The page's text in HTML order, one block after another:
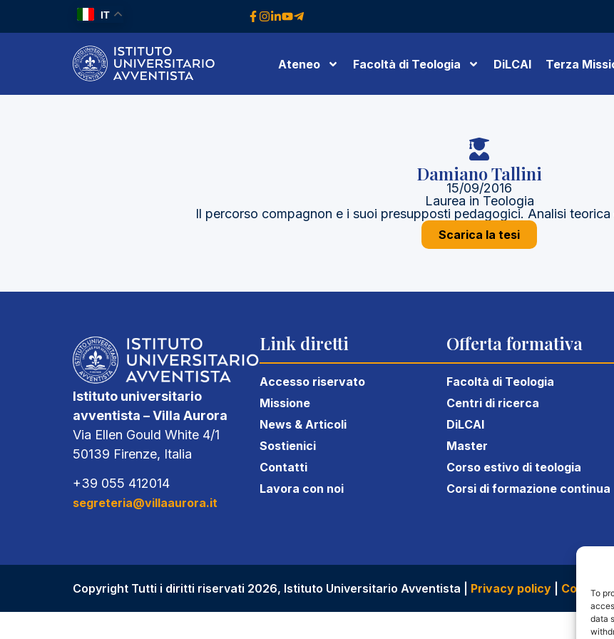
To
data
IT
Ateneo Facoltà di Teologia DiLCAI Terza
Damiano Tallini
15/09/2016
Laurea in Teologia
Il percorso compagnon e i suoi presupposti pedagogici. Analisi teorica
Scarica la tesi
Istituto universitario
avventista – Villa Aurora
Via Ellen Gould White 4/1
50139 Firenze, Italia
+39 055 412014
segreteria@villaaurora.it
Link diretti
Accesso riservato
Missione
News & Articoli
Sostienici
Contatti
Lavora con noi
Offerta formativa
Facoltà di Teologia
Centri di ricerca
DiLCAI
Master
Corso estivo di teologia
Corsi di formazione continua
Copyright Tutti i diritti riservati 2026, Istituto Universitario Avventista | Privacy policy Cookies